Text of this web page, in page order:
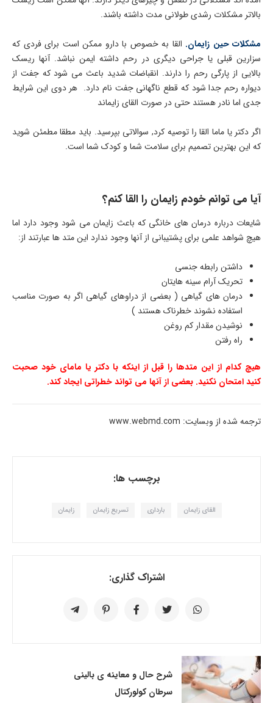
بالاتر مشکلات رشدی طولانی مدت داشته باشند.
مشکلات حین زایمان. القا به خصوص با دارو ممکن است برای فردی که
سزارین قبلی یا جراحی دیگری در رحم داشته ایمن نباشد. آنها ریسک
بالایی از پارگی رحم را دارند. انقباضات شدید باعث می شود که جفت از
دیواره رحم جدا شود که قطع ناگهانی جفت نام دارد. هر دوی این شرایط
جدی اما نادر هستند حتی در صورت القای زایماند
اگر دکتر یا ماما القا را توصیه کرد, سوالاتی بپرسید. باید مطقا مطمئن شوید
که این بهترین تصمیم برای سلامت شما و کودک شما است.
آیا می توانم خودم زایمان را القا کنم؟
شایعات درباره درمان های خانگی که باعث زایمان می شود وجود دارد اما
هیچ شواهد علمی برای پشتیبانی از آنها وجود ندارد این متد ها عبارتند از:
داشتن رابطه جنسی
تحریک آرام سینه هایتان
درمان های گیاهی ( بعضی از دراوهای گیاهی اگر به صورت مناسب
استفاده نشوند خطرناک هستند )
نوشیدن مقدار کم روغن
راه رفتن
هیچ کدام از این متدها را قبل از اینکه با دکتر یا مامای خود صحبت
کنید امتحان نکنید. بعضی از آنها می تواند خطراتی ایجاد کند.
ترجمه شده از وبسایت: www.webmd.com
برچسب ها:
القای زایمان بارداری تسریع زایمان زایمان
اشتراک گذاری:
شرح حال و معاینه ی بالینی
سرطان کولورکتال